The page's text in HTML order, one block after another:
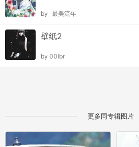
by _最美流年_
壁纸2
by 00lbr
更多同专辑图片